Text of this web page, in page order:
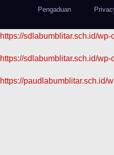
Pengaduan
https://sdlabumblitar.sch.id/
https://sdlabumblitar.sch.id/
https://paudlabumblitar.sch.id/